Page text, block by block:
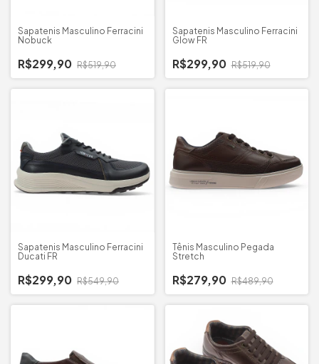
Sapatenis Masculino Ferracini
Nobuck
R$299,90 R$519,90
Sapatenis Masculino Ferracini
Glow FR
R$299,90 R$519,90
Sapatenis Masculino Ferracini
Ducati FR
R$299,90 R$549,90
Tênis Masculino Pegada
Stretch
R$279,90 R$489,90